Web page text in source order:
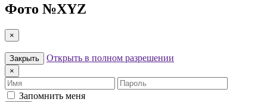
Фото №XYZ
×
Закрыть Открыть в полном разрешении
×
Имя
Пароль
Запомнить меня